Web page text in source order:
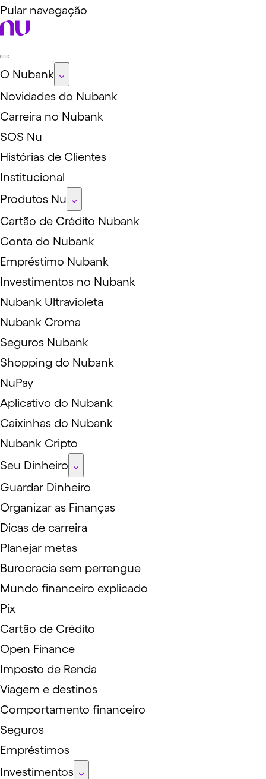
Pular navegação
O Nubank
Novidades do Nubank
Carreira no Nubank
SOS Nu
Histórias de Clientes
Institucional
Produtos Nu
Cartão de Crédito Nubank
Conta do Nubank
Empréstimo Nubank
Investimentos no Nubank
Nubank Ultravioleta
Nubank Croma
Seguros Nubank
Shopping do Nubank
NuPay
Aplicativo do Nubank
Caixinhas do Nubank
Nubank Cripto
Seu Dinheiro
Guardar Dinheiro
Organizar as Finanças
Dicas de carreira
Planejar metas
Burocracia sem perrengue
Mundo financeiro explicado
Pix
Cartão de Crédito
Open Finance
Imposto de Renda
Viagem e destinos
Comportamento financeiro
Seguros
Empréstimos
Investimentos